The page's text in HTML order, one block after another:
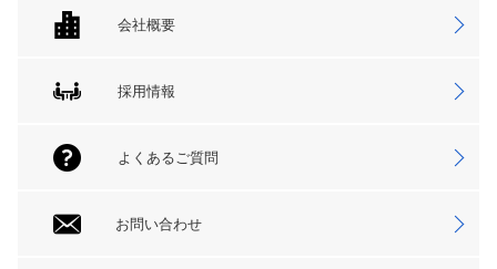
会社概要
採用情報
よくあるご質問
お問い合わせ